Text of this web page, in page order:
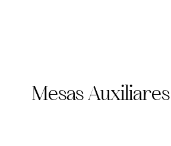
Mesas Auxiliares